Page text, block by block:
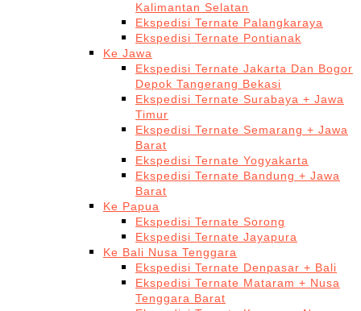
Kalimantan Selatan
Ekspedisi Ternate Palangkaraya
Ekspedisi Ternate Pontianak
Ke Jawa
Ekspedisi Ternate Jakarta Dan Bogor
Depok Tangerang Bekasi
Ekspedisi Ternate Surabaya + Jawa
Timur
Ekspedisi Ternate Semarang + Jawa
Barat
Ekspedisi Ternate Yogyakarta
Ekspedisi Ternate Bandung + Jawa
Barat
Ke Papua
Ekspedisi Ternate Sorong
Ekspedisi Ternate Jayapura
Ke Bali Nusa Tenggara
Ekspedisi Ternate Denpasar + Bali
Ekspedisi Ternate Mataram + Nusa
Tenggara Barat